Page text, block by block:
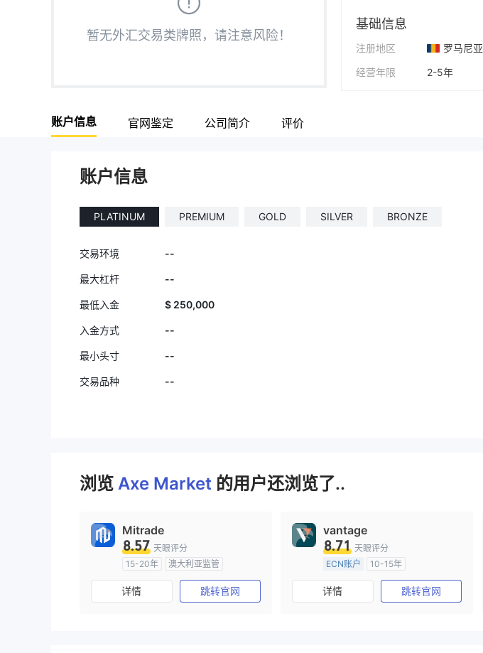
5
8
9
暂无外汇交易类牌照，请注意风险！
基础信息
注册地区
罗马尼亚
经营年限
2-5年
账户信息 官网鉴定 公司简介 评价
账户信息
PLATINUM PREMIUM GOLD SILVER BRONZE
交易环境 --
最大杠杆 --
最低入金 $ 250,000
入金方式 --
最小头寸 --
交易品种 --
浏览 Axe Market 的用户还浏览了..
Mitrade
8.57 天眼评分
15-20年
澳大利亚监管
全牌照 (MM)
自研
详情 跳转官网
vantage
8.71 天眼评分
ECN账户
10-15年
澳大利亚监管
全牌照 (MM)
主标MT4
详情 跳转官网